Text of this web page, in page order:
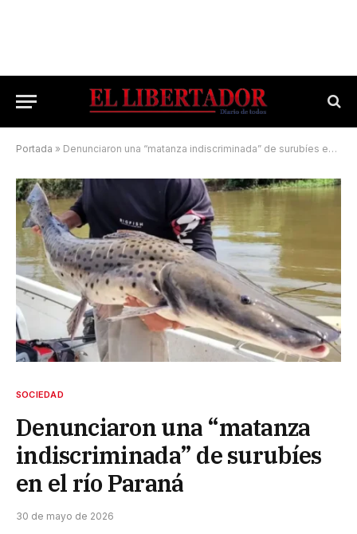
Portada » Denunciaron una “matanza indiscriminada” de surubíes en el río Paraná
SOCIEDAD
Denunciaron una “matanza
indiscriminada” de surubíes
en el río Paraná
30 de mayo de 2026